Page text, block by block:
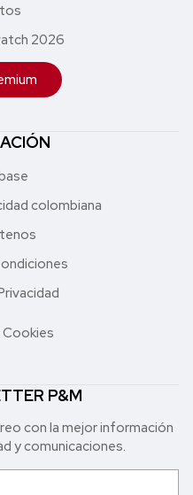
2026
colombiana
P&M
con la mejor in formación
y comunicaciones.